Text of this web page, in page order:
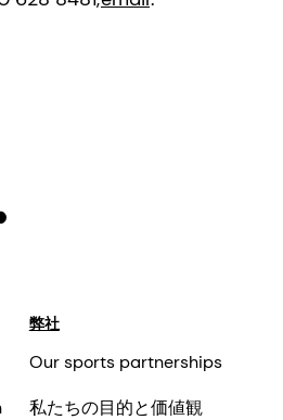
弊社
Our sports partnerships
私たちの目的と価値観